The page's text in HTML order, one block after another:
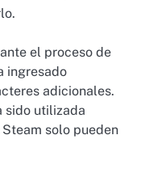
el proceso de
ingresado
adicionales.
sido utilizada
solo pueden